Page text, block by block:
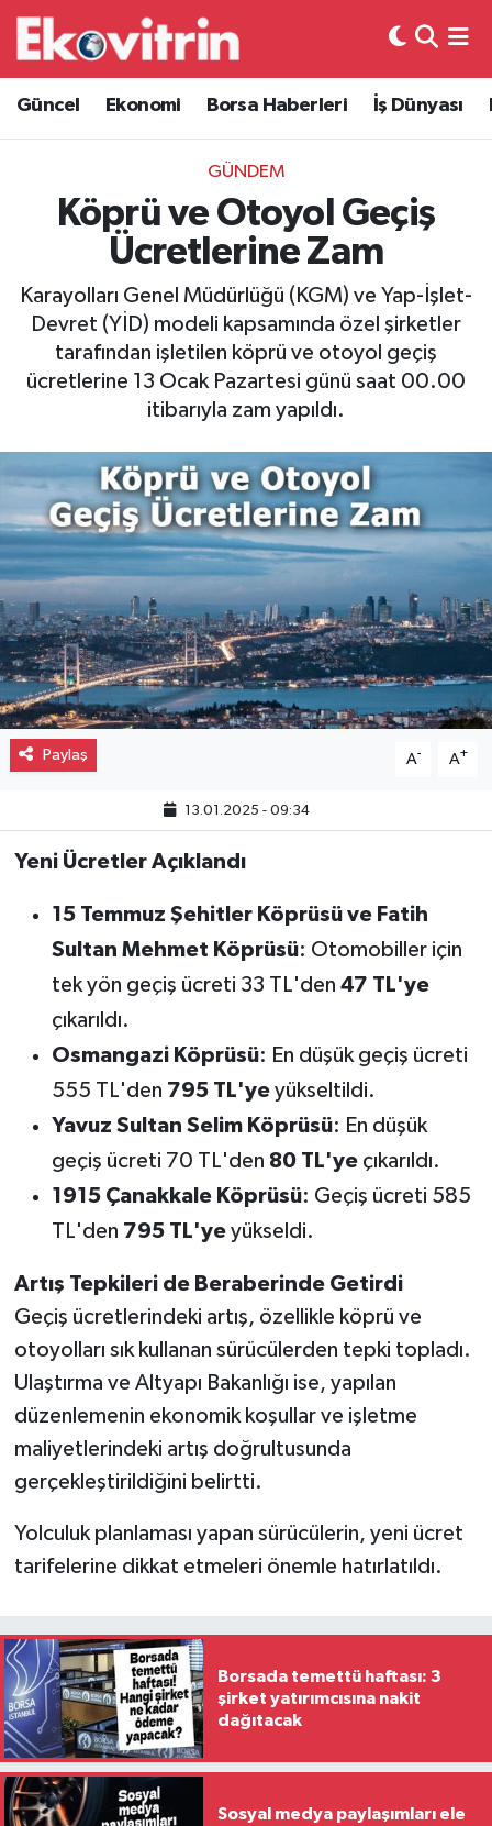
Güncel Ekonomi Borsa Haberleri İş Dünyası
GÜNDEM
Köprü ve Otoyol Geçiş
Ücretlerine Zam
Karayolları Genel Müdürlüğü (KGM) ve Yap-İşlet-
Devret (YİD) modeli kapsamında özel şirketler
tarafından işletilen köprü ve otoyol geçiş
ücretlerine 13 Ocak Pazartesi günü saat 00.00
itibarıyla zam yapıldı.
Paylaş A- A+
13.01.2025 - 09:34
Yeni Ücretler Açıklandı
15 Temmuz Şehitler Köprüsü ve Fatih
Sultan Mehmet Köprüsü: Otomobiller için
tek yön geçiş ücreti 33 TL'den 47 TL'ye
çıkarıldı.
Osmangazi Köprüsü: En düşük geçiş ücreti
555 TL'den 795 TL'yeyükseltildi.
Yavuz Sultan Selim Köprüsü: En düşük
geçiş ücreti 70 TL'den 80 TL'yeçıkarıldı.
1915 Çanakkale Köprüsü: Geçiş ücreti 585
TL'den 795 TL'yeyükseldi.
Artış Tepkileri de Beraberinde Getirdi
Geçiş ücretlerindeki artış, özellikle köprü ve
otoyolları sık kullanan sürücülerden tepki topladı.
Ulaştırma ve Altyapı Bakanlığı ise, yapılan
düzenlemenin ekonomik koşullar ve işletme
maliyetlerindeki artış doğrultusunda
gerçekleştirildiğini belirtti.
Yolculuk planlaması yapan sürücülerin, yeni ücret
tarifelerine dikkat etmeleri önemle hatırlatıldı.
Borsada temettü haftası: 3
şirket yatırımcısına nakit
dağıtacak
Sosyal medya paylaşımları ele
Güncel
Ekonomi
Borsa Haberleri
İş Dünyası
Lojistik
Otovitrin
Magazin
Gayrimenkul
Spor
Eğitim
Hava Durumu
Trafik Durumu
Süper Lig Puan Durumu ve Fikstür
Tüm Manşetler
Son Dakika Haberleri
Haber Arşivi